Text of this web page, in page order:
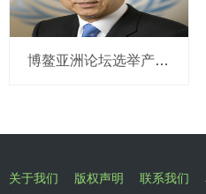
博鳌亚洲论坛选举产生新一届理事会 潘基文当选理事长
关于我们 版权声明 联系我们